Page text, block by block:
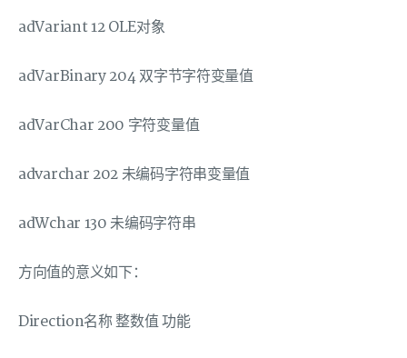
adVariant 12 OLE对象
adVarBinary 204 双字节字符变量值
adVarChar 200 字符变量值
advarchar 202 未编码字符串变量值
adWchar 130 未编码字符串
方向值的意义如下：
Direction名称 整数值 功能